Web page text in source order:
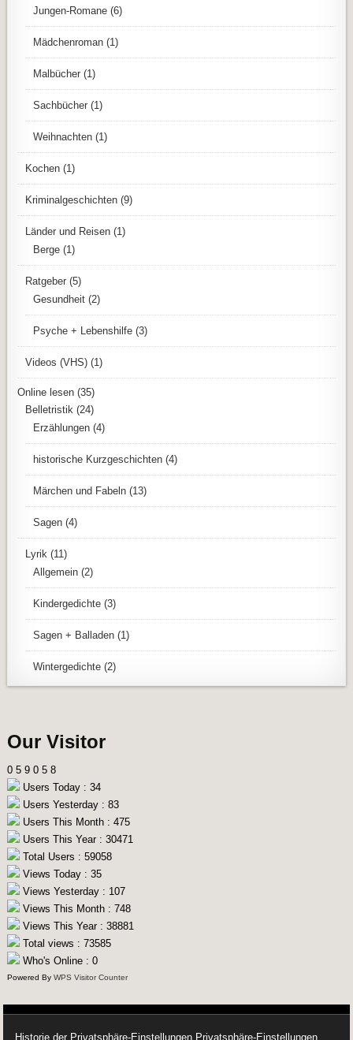
Jungen-Romane (6)
Mädchenroman (1)
Malbücher (1)
Sachbücher (1)
Weihnachten (1)
Kochen (1)
Kriminalgeschichten (9)
Länder und Reisen (1)
Berge (1)
Ratgeber (5)
Gesundheit (2)
Psyche + Lebenshilfe (3)
Videos (VHS) (1)
Online lesen (35)
Belletristik (24)
Erzählungen (4)
historische Kurzgeschichten (4)
Märchen und Fabeln (13)
Sagen (4)
Lyrik (11)
Allgemein (2)
Kindergedichte (3)
Sagen + Balladen (1)
Wintergedichte (2)
Our Visitor
0 5 9 0 5 8
Users Today : 34
Users Yesterday : 83
Users This Month : 475
Users This Year : 30471
Total Users : 59058
Views Today : 35
Views Yesterday : 107
Views This Month : 748
Views This Year : 38881
Total views : 73585
Who's Online : 0
Powered ByWPS Visitor Counter
Historie der Privatsphäre-Einstellungen Privatsphäre-Einstellungen